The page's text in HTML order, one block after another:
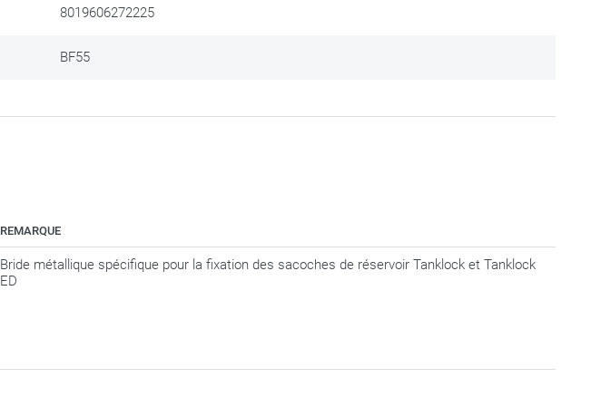
8019606272225
BF55
REMARQUE
Bride métallique spécifique pour la fixation des sacoches de réservoir Tanklock et Tanklock
ED